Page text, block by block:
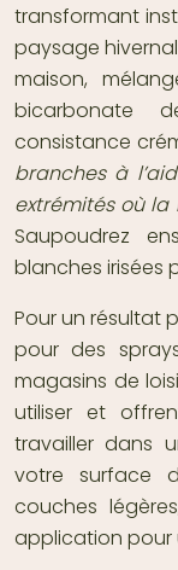
transformant
paysage
maison,
bicarbonate
consistance
branches à
extrémités où
Saupoudrez
blanches irisées
Pour un résultat
pour des
magasins de
utiliser et
travailler dans
votre surface
couches
application pour